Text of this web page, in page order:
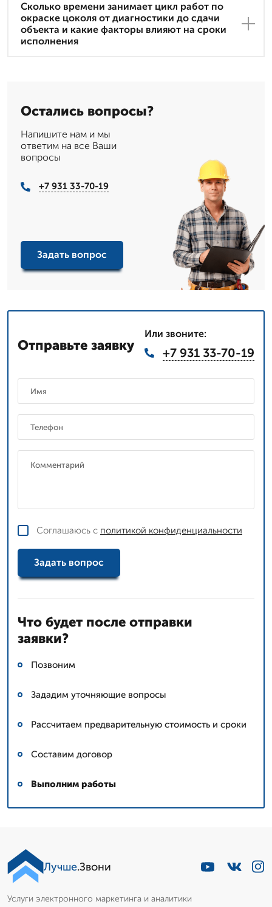
Сколько времени занимает цикл работ по
окраске цоколя от диагностики до сдачи
объекта и какие факторы влияют на сроки
исполнения
Остались вопросы?
Напишите нам и мы
ответим на все Ваши
вопросы
+7 931 33-70-19
Задать вопрос
Отправьте заявку
Или звоните:
+7 931 33-70-19
Соглашаюсь с политикой конфиденциальности
Задать вопрос
Что будет после отправки
заявки?
Позвоним
Зададим уточняющие вопросы
Рассчитаем предварительную стоимость и сроки
Составим договор
Выполним работы
Лучше.Звони
Услуги электронного маркетинга и аналитики